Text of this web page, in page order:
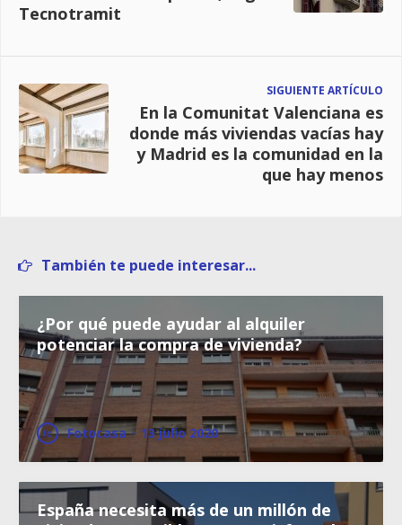
Tecnotramit
SIGUIENTE ARTÍCULO
En la Comunitat Valenciana es
donde más viviendas vacías hay
y Madrid es la comunidad en la
que hay menos
También te puede interesar...
¿Por qué puede ayudar al alquiler
potenciar la compra de vivienda?
Fotocasa · 13 julio 2020
España necesita más de un millón de